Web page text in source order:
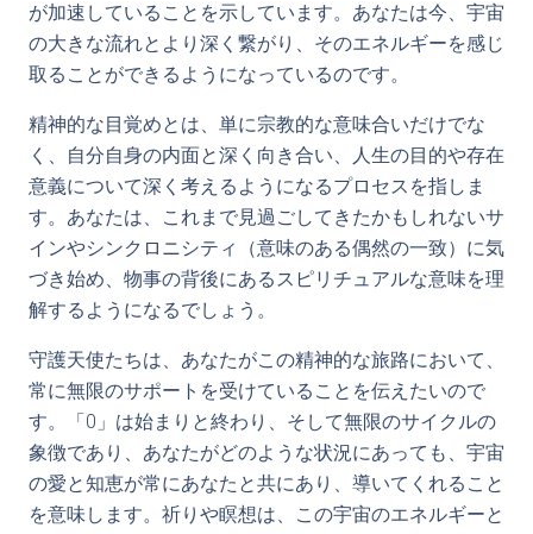
が加速していることを示しています。あなたは今、宇宙
の大きな流れとより深く繋がり、そのエネルギーを感じ
取ることができるようになっているのです。
精神的な目覚めとは、単に宗教的な意味合いだけでな
く、自分自身の内面と深く向き合い、人生の目的や存在
意義について深く考えるようになるプロセスを指しま
す。あなたは、これまで見過ごしてきたかもしれないサ
インやシンクロニシティ（意味のある偶然の一致）に気
づき始め、物事の背後にあるスピリチュアルな意味を理
解するようになるでしょう。
守護天使たちは、あなたがこの精神的な旅路において、
常に無限のサポートを受けていることを伝えたいので
す。「0」は始まりと終わり、そして無限のサイクルの
象徴であり、あなたがどのような状況にあっても、宇宙
の愛と知恵が常にあなたと共にあり、導いてくれること
を意味します。祈りや瞑想は、この宇宙のエネルギーと